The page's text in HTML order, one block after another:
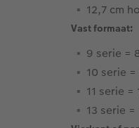
12,7 cm
Vast formaat:
9 serie =
10 serie
11 serie =
13 serie =